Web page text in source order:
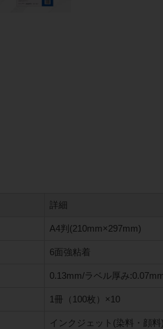
詳細
A4判(210mm×297mm)
6面強粘着
0.13mm/ラベル厚み:0.07mm
1冊（100枚）×10
インクジェット(染料・顔